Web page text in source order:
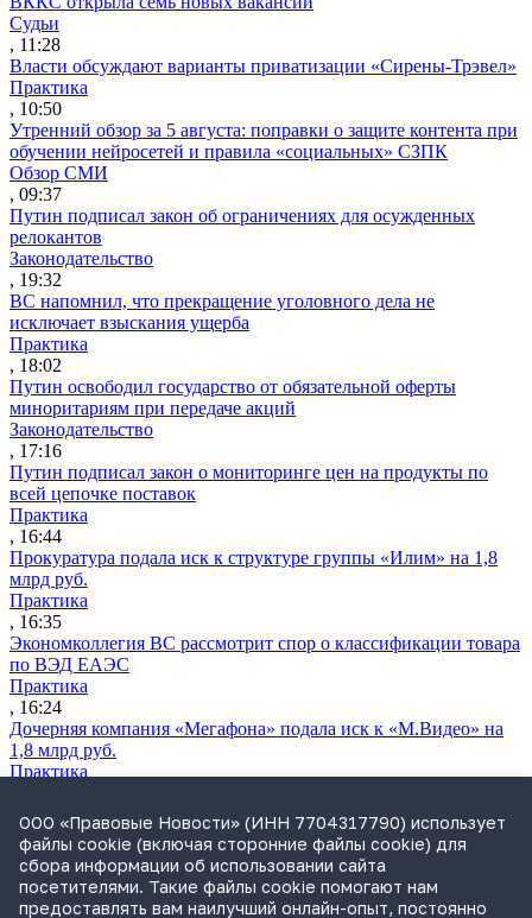
Судьи
, 11:28
Власти обсуждают варианты приватизации «Сирены-Трэвел»
Практика
, 10:50
Утренний обзор за 5 августа: поправки о защите контента при
обучении нейросетей и правила «социальных» СЗПК
Обзор СМИ
, 09:37
Путин подписал закон об ограничениях для осужденных
релокантов
Законодательство
, 19:32
ВС напомнил, что прекращение уголовного дела не
исключает взыскания ущерба
Практика
, 18:02
Путин освободил государство от обязательной оферты
миноритариям при передаче акций
Законодательство
, 17:16
Путин подписал закон о мониторинге цен на продукты по
всей цепочке поставок
Практика
, 16:44
Прокуратура подала иск к структуре группы «Илим» на 1,8
млрд руб.
Практика
, 16:35
Экономколлегия ВС рассмотрит спор о классификации товара
по ВЭД ЕАЭС
Практика
, 16:24
Дочерняя компания «Мегафона» подала иск к «М.Видео» на
1,8 млрд руб.
Практика
СИП проверит отмену патента на систему управления
устройствами после возражений «Яндекса»
Практика
, 15:17
Суды 10 стран рассматривают иски российской «дочки»
ООО «Правовые Новости» (ИНН 7704317790) использует
файлы cookie (включая сторонние файлы cookie) для
сбора информации об использовании сайта
посетителями. Такие файлы cookie помогают нам
предоставлять вам наилучший онлайн-опыт, постоянно